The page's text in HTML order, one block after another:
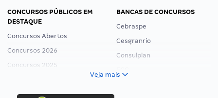
CONCURSOS PÚBLICOS EM
DESTAQUE
Concursos Abertos
Concursos 2026
Concursos 2025
Concurso Ibama
BANCAS DE CONCURSOS
Cebraspe
Cesgranrio
Consulplan
Veja mais